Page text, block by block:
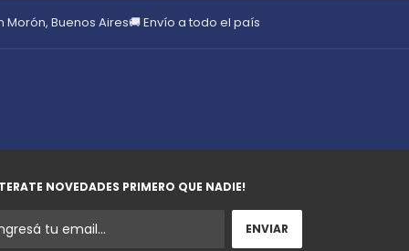
Morón, Buenos Aires🚚 Envío a todo el país
NOVEDADES PRIMERO QUE NADIE!